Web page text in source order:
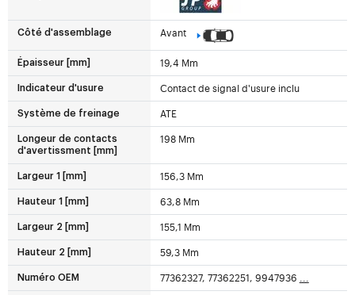
Côté d'assemblage Avant
Épaisseur [mm] 19,4 Mm
Indicateur d'usure Contact de signal d'usure inclu
Système de freinage ATE
Longeur de contacts
d'avertissment [mm]
198 Mm
Largeur 1 [mm] 156,3 Mm
Hauteur 1 [mm] 63,8 Mm
Largeur 2 [mm] 155,1 Mm
Hauteur 2 [mm] 59,3 Mm
Numéro OEM 77362327, 77362251, 9947936